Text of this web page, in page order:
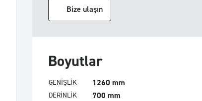
Bize ulaşın
Boyutlar
GENIŞLIK 1260 mm
DERINLIK 700 mm